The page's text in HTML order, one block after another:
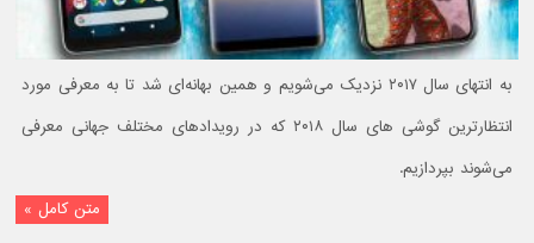
به انتهای سال ۲۰۱۷ نزدیک می‌شویم و همین بهانه‌ای شد تا به معرفی مورد
انتظارترین گوشی های سال ۲۰۱۸ که در رویدادهای مختلف جهانی معرفی
می‌شوند بپردازیم.
متن کامل »